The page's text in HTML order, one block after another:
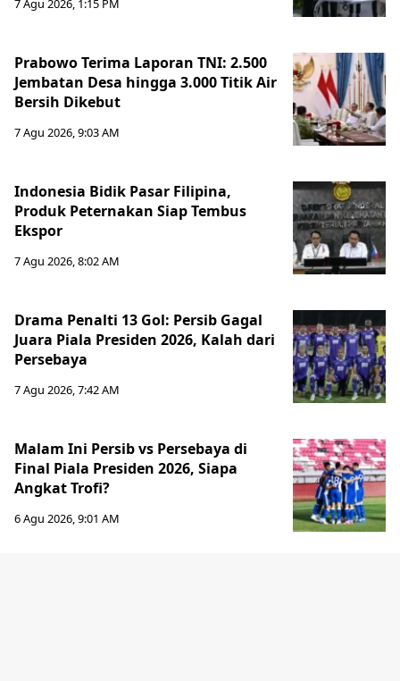
7 Agu 2026, 1:15 PM
Prabowo Terima Laporan TNI: 2.500
Jembatan Desa hingga 3.000 Titik Air
Bersih Dikebut
7 Agu 2026, 9:03 AM
Indonesia Bidik Pasar Filipina,
Produk Peternakan Siap Tembus
Ekspor
7 Agu 2026, 8:02 AM
Drama Penalti 13 Gol: Persib Gagal
Juara Piala Presiden 2026, Kalah dari
Persebaya
7 Agu 2026, 7:42 AM
Malam Ini Persib vs Persebaya di
Final Piala Presiden 2026, Siapa
Angkat Trofi?
6 Agu 2026, 9:01 AM